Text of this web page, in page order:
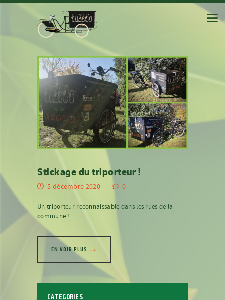
Stickage du triporteur !
5 décembre 2020 0
Un triporteur reconnaissable dans les rues de la
commune !
EN VOIR PLUS
CATEGORIES